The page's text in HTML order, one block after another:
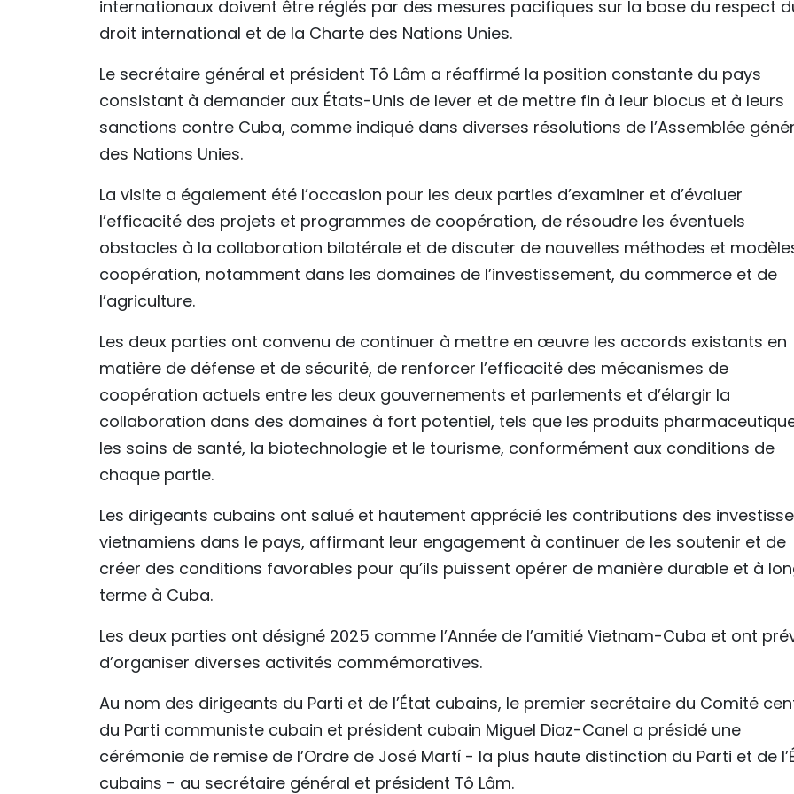
internationaux doivent être réglés par des mesures pacifiques sur la base du respect
droit international et de la Charte des Nations Unies.
Le secrétaire général et président Tô Lâm a réaffirmé la position constante du pays
consistant à demander aux États-Unis de lever et de mettre fin à leur blocus et à leurs
sanctions contre Cuba, comme indiqué dans diverses résolutions de l’Assemblée
des Nations Unies.
La visite a également été l’occasion pour les deux parties d’examiner et d’évaluer
l’efficacité des projets et programmes de coopération, de résoudre les éventuels
obstacles à la collaboration bilatérale et de discuter de nouvelles méthodes et
coopération, notamment dans les domaines de l’investissement, du commerce et de
l’agriculture.
Les deux parties ont convenu de continuer à mettre en œuvre les accords existants en
matière de défense et de sécurité, de renforcer l’efficacité des mécanismes de
coopération actuels entre les deux gouvernements et parlements et d’élargir la
collaboration dans des domaines à fort potentiel, tels que les produits
les soins de santé, la biotechnologie et le tourisme, conformément aux conditions de
chaque partie.
Les dirigeants cubains ont salué et hautement apprécié les contributions des
vietnamiens dans le pays, affirmant leur engagement à continuer de les soutenir et de
créer des conditions favorables pour qu’ils puissent opérer de manière durable et à
terme à Cuba.
Les deux parties ont désigné 2025 comme l’Année de l’amitié Vietnam-Cuba et ont
d’organiser diverses activités commémoratives.
Au nom des dirigeants du Parti et de l’État cubains, le premier secrétaire du Comité
du Parti communiste cubain et président cubain Miguel Diaz-Canel a présidé une
cérémonie de remise de l’Ordre de José Martí - la plus haute distinction du Parti et de
cubains - au secrétaire général et président Tô Lâm.